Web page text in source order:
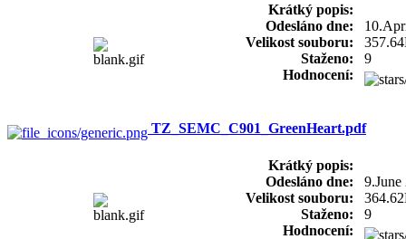
Krátký popis:
Odesláno dne:
Velikost souboru:
Staženo:
9
Hodnocení:
TZ_SEMC_C901_GreenHeart.pdf
Krátký popis:
Odesláno dne:
9.June
Velikost souboru:
Staženo:
9
Hodnocení: